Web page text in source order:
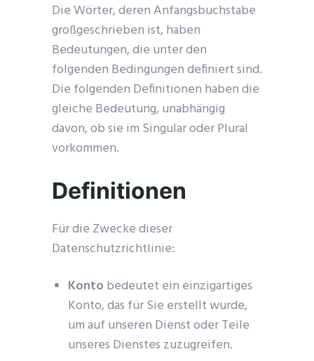
Die Wörter, deren Anfangsbuchstabe
großgeschrieben ist, haben
Bedeutungen, die unter den
folgenden Bedingungen definiert sind.
Die folgenden Definitionen haben die
gleiche Bedeutung, unabhängig
davon, ob sie im Singular oder Plural
vorkommen.
Definitionen
Für die Zwecke dieser
Datenschutzrichtlinie:
Konto bedeutet ein einzigartiges
Konto, das für Sie erstellt wurde,
um auf unseren Dienst oder Teile
unseres Dienstes zuzugreifen.